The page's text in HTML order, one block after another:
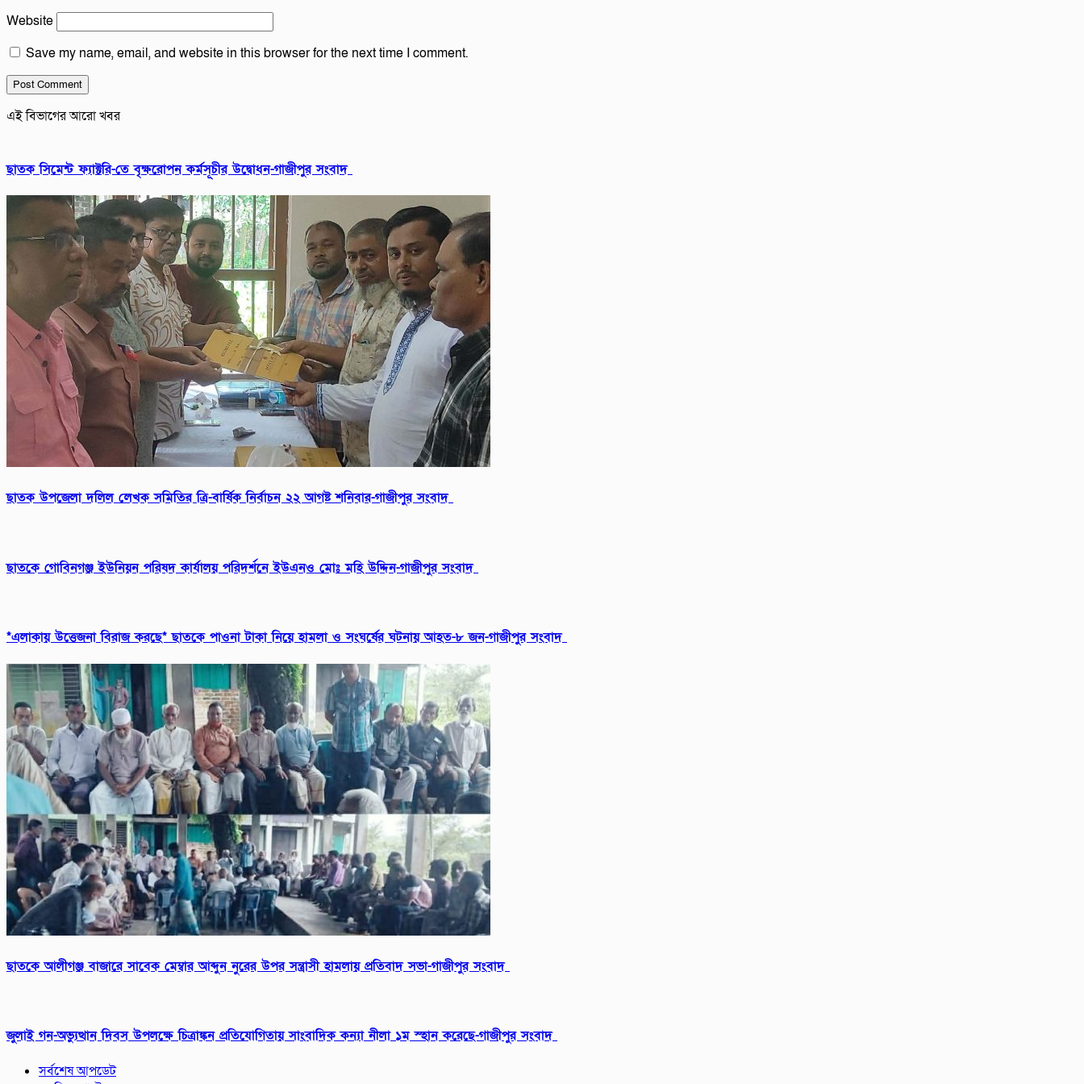
Website
Save my name, email, and website in this browser for the next time I comment.
এই বিভাগের আরো খবর
ছাতক সিমেন্ট ফ্যাক্টরি-তে বৃক্ষরোপন কর্মসূচীর উদ্বোধন-গাজীপুর সংবাদ
ছাতক উপজেলা দলিল লেখক সমিতির ত্রি-বার্ষিক নির্বাচন ২২ আগষ্ট শনিবার-গাজীপুর সংবাদ
ছাতকে গোবিনগঞ্জ ইউনিয়ন পরিষদ কার্যালয় পরিদর্শনে ইউএনও মোঃ মহি উদ্দিন-গাজীপুর সংবাদ
*এলাকায় উত্তেজনা বিরাজ করছে* ছাতকে পাওনা টাকা নিয়ে হামলা ও সংঘর্ষের ঘটনায় আহত-৮ জন-গাজীপুর সংবাদ
ছাতকে আলীগঞ্জ বাজারে সাবেক মেম্বার আব্দুন নুরের উপর সন্ত্রাসী হামলায় প্রতিবাদ সভা-গাজীপুর সংবাদ
জুলাই গন-অভ্যুত্থান দিবস উপলক্ষে চিত্রাঙ্কন প্রতিযোগিতায় সাংবাদিক কন্যা নীলা ১ম স্হান করেছে-গাজীপুর সংবাদ
সর্বশেষ আপডেট